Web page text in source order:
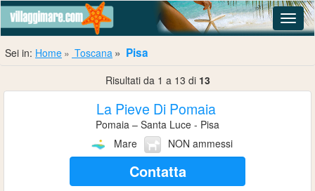
Sei in: Home Toscana Pisa
Risultati da 1 a 13 di 13
La Pieve Di Pomaia
Pomaia – Santa Luce - Pisa
Mare
NON ammessi
Contatta